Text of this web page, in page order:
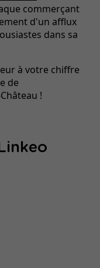
commerçant
d'un afflux
dans sa
à votre chiffre
de
!